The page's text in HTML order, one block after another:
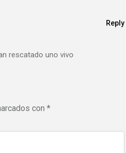
Reply
rescatado uno vivo
con *